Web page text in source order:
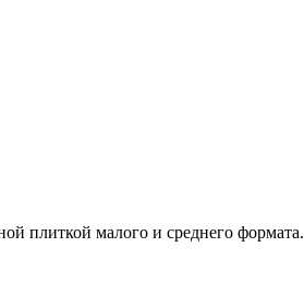
плиткой малого и среднего формата.